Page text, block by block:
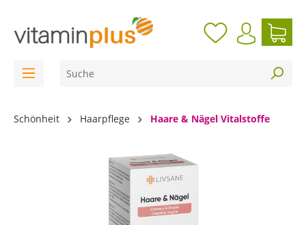
Schönheit Haarpflege Haare & Nägel Vitalstoffe